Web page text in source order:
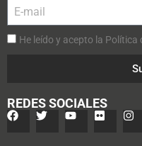
He leído y acepto la Política
REDES SOCIALES